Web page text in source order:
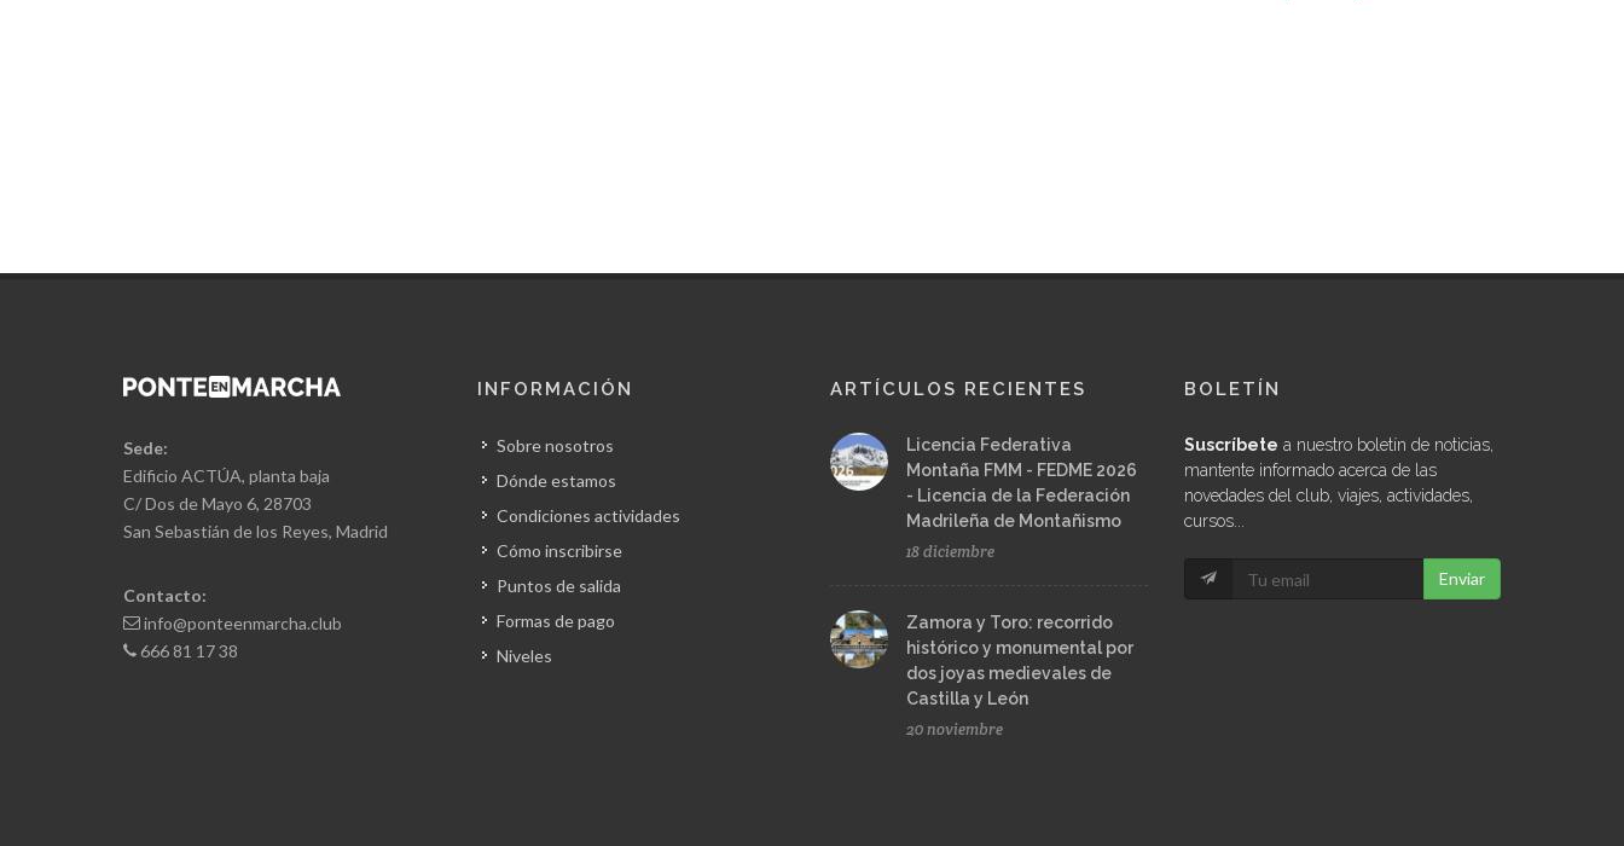
Sede:
Edificio ACTÚA, planta baja
C/ Dos de Mayo 6, 28703
San Sebastián de los Reyes, Madrid
Contacto:
info@ponteenmarcha.club
666 81 17 38
INFORMACIÓN
Sobre nosotros
Dónde estamos
Condiciones actividades
Cómo inscribirse
Puntos de salida
Formas de pago
Niveles
ARTÍCULOS RECIENTES
Licencia Federativa
Montaña FMM - FEDME 2026
- Licencia de la Federación
Madrileña de Montañismo
18 diciembre
Zamora y Toro: recorrido
histórico y monumental por
dos joyas medievales de
Castilla y León
20 noviembre
BOLETÍN
Suscríbete a nuestro boletín de noticias,
mantente informado acerca de las
novedades del club, viajes, actividades,
cursos...
Enviar